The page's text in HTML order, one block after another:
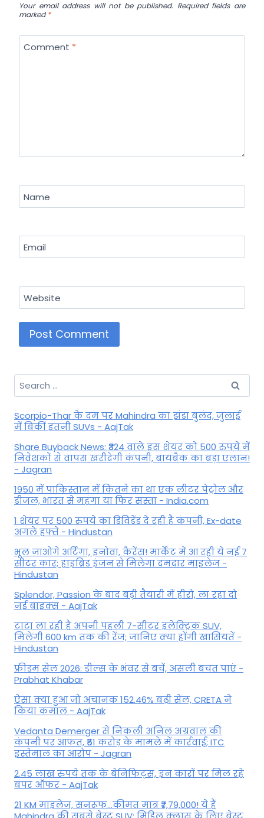
Your email address will not be published. Required fields are
marked*
Comment *
Name
Email
Website
Search
for:
Scorpio-Thar के दम पर Mahindra का झंडा बुलंद, जुलाई
में बिकीं इतनी SUVs - AajTak
Share Buyback News: ₹324 वाले इस शेयर को 500 रुपये में
निवेशकों से वापस खरीदेगी कंपनी, बायबैक का बड़ा एलान!
- Jagran
1950 में पाकिस्तान में कितने का था एक लीटर पेट्रोल और
डीजल, भारत से महंगा या फिर सस्ता - India.com
1 शेयर पर 500 रुपये का डिविडेंड दे रही है कंपनी, Ex-date
अगले हफ्ते - Hindustan
भूल जाओगे अर्टिगा, इनोवा, कैरेंस! मार्केट में आ रही ये नई 7
सीटर कार; हाइब्रिड इंजन से मिलेगा दमदार माइलेज -
Hindustan
Splendor, Passion के बाद बड़ी तैयारी में हीरो, ला रहा दो
नई बाइक्स - AajTak
टाटा ला रही है अपनी पहली 7-सीटर इलेक्ट्रिक SUV,
मिलेगी 600 km तक की रेंज; जानिए क्या होंगी खासियतें -
Hindustan
फ्रीडम सेल 2026: डील्स के भंवर से बचें, असली बचत पाएं -
Prabhat Khabar
ऐसा क्या हुआ जो अचानक 152.46% बढ़ी सेल, CRETA ने
किया कमाल - AajTak
Vedanta Demerger से निकली अनिल अग्रवाल की
कंपनी पर आफत, ₹51 करोड़ के मामले में कार्रवाई; ITC
इस्तेमाल का आरोप - Jagran
2.45 लाख रुपये तक के बेनिफिट्स, इन कारों पर मिल रहे
बंपर ऑफर - AajTak
21 KM माइलेज, सनरूफ...कीमत मात्र ₹7,79,000! ये हैं